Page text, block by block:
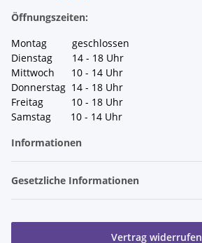
Öffnungszeiten:
Montag geschlossen
Dienstag 14 - 18 Uhr
Mittwoch 10 - 14 Uhr
Donnerstag 14 - 18 Uhr
Freitag 10 - 18 Uhr
Samstag 10 - 14 Uhr
Informationen
Gesetzliche Informationen
Vertrag widerrufen